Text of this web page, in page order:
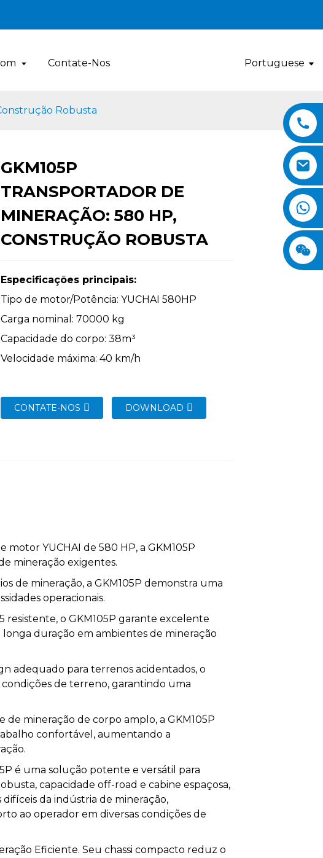
Contate-Nos Portuguese
Robusta
Loading...
Loading...
GKM105P
TRANSPORTADOR DE
MINERAÇÃO: 580 HP,
CONSTRUÇÃO ROBUSTA
Especificações principais:
Tipo de motor/Potência: YUCHAI 580HP
Carga nominal: 70000 kg
Capacidade do corpo: 38m³
Velocidade máxima: 40 km/h
CONTATE-NOS DOWNLOAD
YUCHAI de 580 HP, a GKM105P
mineração exigentes.
de mineração, a GKM105P demonstra uma
operacionais.
resistente, o GKM105P garante excelente
duração em ambientes de mineração
adequado para terrenos acidentados, o
condições de terreno, garantindo uma
de mineração de corpo amplo, a GKM105P
confortável, aumentando a
é uma solução potente e versátil para
capacidade off-road e cabine espaçosa,
da indústria de mineração,
ao operador em diversas condições de
Eficiente. Seu chassi compacto reduz o